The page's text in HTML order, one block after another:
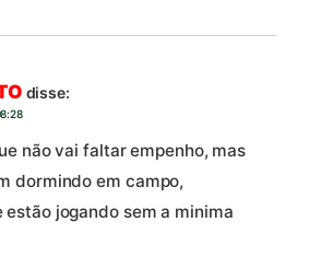
disse:
não vai faltar empenho, mas
dormindo em campo,
jogando sem a minima